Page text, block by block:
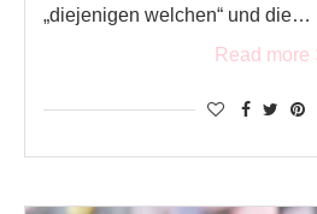
„diejenigen welchen“ und die…
Read more